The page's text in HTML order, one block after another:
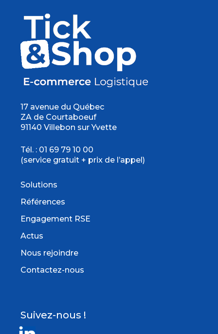
17 avenue du Québec
ZA de Courtaboeuf
91140 Villebon sur Yvette
Tél. : 01 69 79 10 00
(service gratuit + prix de l’appel)
Solutions
Références
Engagement RSE
Actus
Nous rejoindre
Contactez-nous
Suivez-nous !